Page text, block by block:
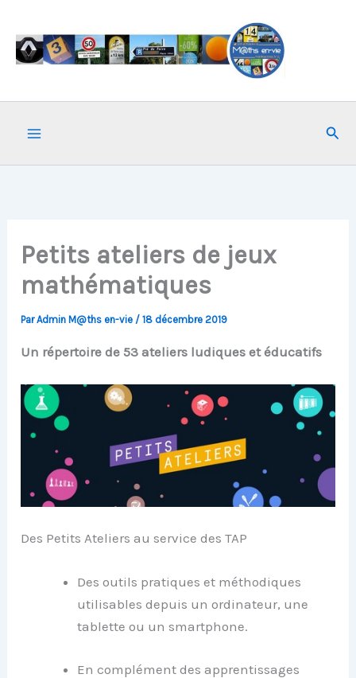
contenu
Petits ateliers de jeux
mathématiques
ParAdmin M@ths en-vie /18 décembre 2019
Un répertoire de 53 ateliers ludiques et éducatifs
Des Petits Ateliers au service des TAP
Des outils pratiques et méthodiques
utilisables depuis un ordinateur, une
tablette ou un smartphone.
En complément des apprentissages